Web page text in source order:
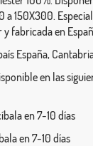
a 150X300.
fabricada en
España,
en las
en 7-10 días
en 7-10 días